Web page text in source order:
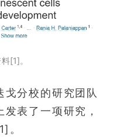
[1]。
分校的研究团队
表了一项研究，
。